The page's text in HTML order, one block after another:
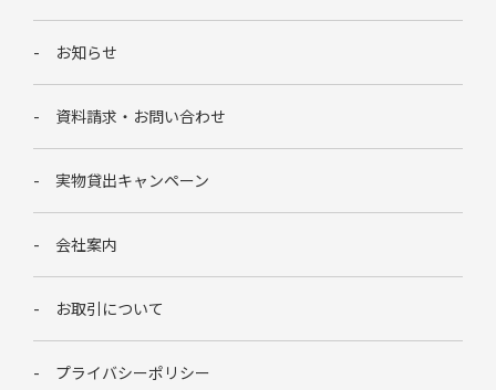
お知らせ
資料請求・お問い合わせ
実物貸出キャンペーン
会社案内
お取引について
プライバシーポリシー